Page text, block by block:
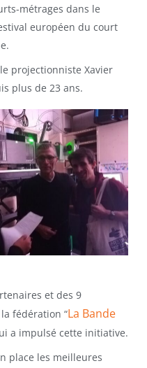
métrages dans le
européen du court
projectionniste Xavier
plus de 23 ans.
et des 9
fédération “La Bande
a impulsé cette initiative.
place les meilleures